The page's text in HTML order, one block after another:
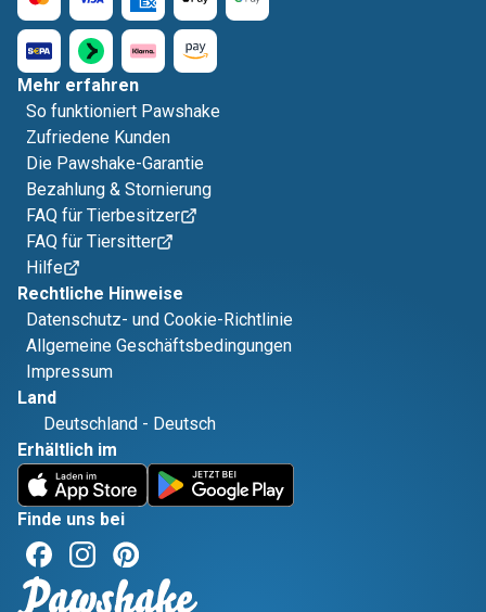
Mehr erfahren
So funktioniert Pawshake
Zufriedene Kunden
Die Pawshake-Garantie
Bezahlung & Stornierung
FAQ für Tierbesitzer
FAQ für Tiersitter
Hilfe
Rechtliche Hinweise
Datenschutz- und Cookie-Richtlinie
Allgemeine Geschäftsbedingungen
Impressum
Land
Deutschland - Deutsch
Erhältlich im
Finde uns bei